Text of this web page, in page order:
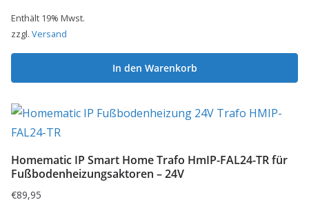
Enthält 19% Mwst.
zzgl. Versand
In den Warenkorb
Homematic IP Smart Home Trafo HmIP-FAL24-TR für
Fußbodenheizungsaktoren – 24V
€89,95